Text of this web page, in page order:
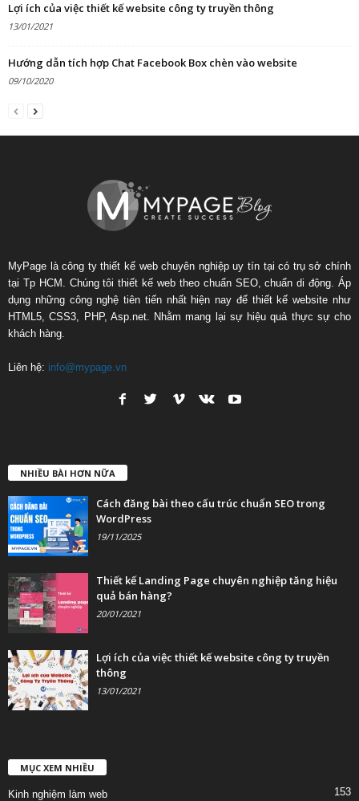
Lợi ích của việc thiết kế website công ty truyền thông
13/01/2021
Hướng dẫn tích hợp Chat Facebook Box chèn vào website
09/10/2020
MyPage là công ty thiết kế web chuyên nghiệp uy tín tại có trụ sở chính
tại Tp HCM. Chúng tôi thiết kế web theo chuẩn SEO, chuẩn di động. Áp
dụng những công nghệ tiên tiến nhất hiện nay để thiết kế website như
HTML5, CSS3, PHP, Asp.net. Nhằm mang lại sự hiệu quả thực sự cho
khách hàng.
Liên hệ: info@mypage.vn
NHIỀU BÀI HƠN NỮA
Cách đăng bài theo cấu trúc chuẩn SEO trong
WordPress
19/11/2025
Thiết kế Landing Page chuyên nghiệp tăng hiệu
quả bán hàng?
20/01/2021
Lợi ích của việc thiết kế website công ty truyền
thông
13/01/2021
MỤC XEM NHIỀU
Kinh nghiệm làm web 153